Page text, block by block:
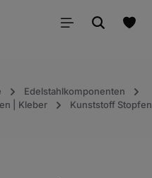
Edelstahlkomponenten
| Kleber
Kunststoff Stopfen